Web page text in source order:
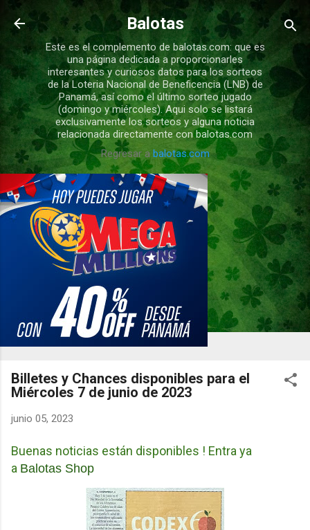
Ir al contenido principal
Balotas
Este es el complemento de balotas.com: que es
una página dedicada a proporcionarles
interesantes y curiosos datos para los sorteos
de la Loteria Nacional de Beneficencia (LNB) de
Panamá, así como el último sorteo jugado
(domingo y miércoles). Aqui solo se listará
exclusivamente los sorteos y alguna noticia
relacionada directamente con balotas.com
Regresar a balotas.com
Billetes y Chances disponibles para el
Miércoles 7 de junio de 2023
junio 05, 2023
Buenas noticias están disponibles ! Entra ya
a Balotas Shop